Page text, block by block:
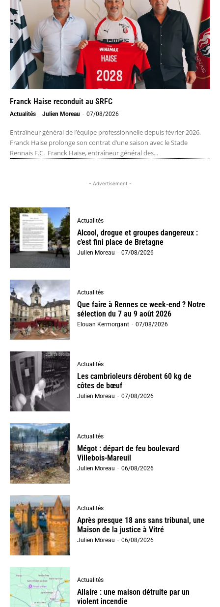
Franck Haise reconduit au SRFC
Actualités Julien Moreau - 07/08/2026
Entraîneur général de l’équipe professionnelle depuis février 2026,
Franck Haise prolonge son contrat d’une saison avec le Stade
Rennais F.C. Franck Haise, entraîneur général des...
- Advertisement -
Actualités
Alcool, drogue et groupes dangereux :
c’est fini place de Bretagne
Julien Moreau - 07/08/2026
Actualités
Que faire à Rennes ce week-end ? Notre
sélection du 7 au 9 août 2026
Elouan Kermorgant - 07/08/2026
Actualités
Les cambrioleurs dérobent 60 kg de
côtes de bœuf
Julien Moreau - 07/08/2026
Actualités
Mégot : départ de feu boulevard
Villebois-Mareuil
Julien Moreau - 06/08/2026
Actualités
Après presque 18 ans sans tribunal, une
Maison de la justice à Vitré
Julien Moreau - 06/08/2026
Actualités
Allaire : une maison détruite par un
violent incendie